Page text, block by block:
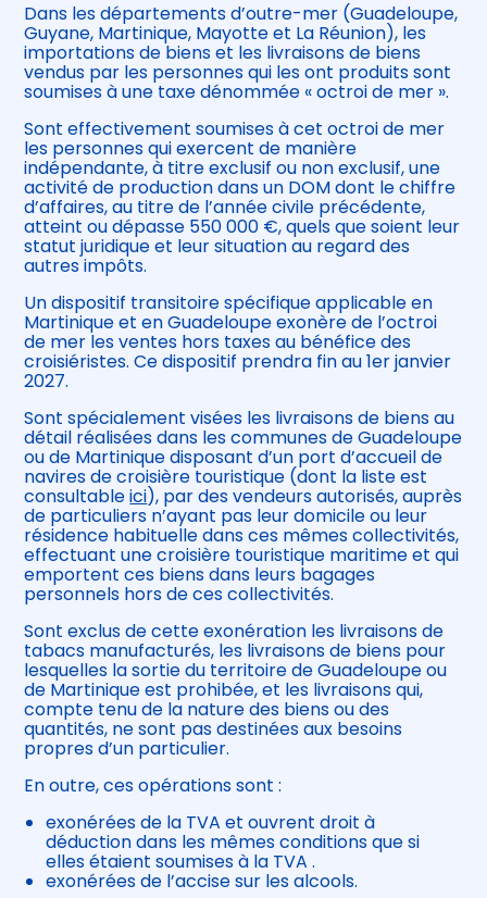
Dans les départements d’outre-mer (Guadeloupe,
Guyane, Martinique, Mayotte et La Réunion), les
importations de biens et les livraisons de biens
vendus par les personnes qui les ont produits sont
soumises à une taxe dénommée « octroi de mer ».
Sont effectivement soumises à cet octroi de mer
les personnes qui exercent de manière
indépendante, à titre exclusif ou non exclusif, une
activité de production dans un DOM dont le chiffre
d’affaires, au titre de l’année civile précédente,
atteint ou dépasse 550 000 €, quels que soient leur
statut juridique et leur situation au regard des
autres impôts.
Un dispositif transitoire spécifique applicable en
Martinique et en Guadeloupe exonère de l’octroi
de mer les ventes hors taxes au bénéfice des
croisiéristes. Ce dispositif prendra fin au 1er janvier
2027.
Sont spécialement visées les livraisons de biens au
détail réalisées dans les communes de Guadeloupe
ou de Martinique disposant d’un port d’accueil de
navires de croisière touristique (dont la liste est
consultableici), par des vendeurs autorisés, auprès
de particuliers n’ayant pas leur domicile ou leur
résidence habituelle dans ces mêmes collectivités,
effectuant une croisière touristique maritime et qui
emportent ces biens dans leurs bagages
personnels hors de ces collectivités.
Sont exclus de cette exonération les livraisons de
tabacs manufacturés, les livraisons de biens pour
lesquelles la sortie du territoire de Guadeloupe ou
de Martinique est prohibée, et les livraisons qui,
compte tenu de la nature des biens ou des
quantités, ne sont pas destinées aux besoins
propres d’un particulier.
En outre, ces opérations sont :
exonérées de la TVA et ouvrent droit à
déduction dans les mêmes conditions que si
elles étaient soumises à la TVA .
exonérées de l’accise sur les alcools.